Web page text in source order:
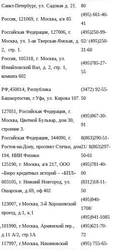
Санкт-Петербург, ул. Садовая д. 21.
80
Россия, 121069, г. Москва, а/я 85
(495) 661-46-
41
Российская Федерация, 127006, г.
Москва, ул. 1-ая Тверская-Ямская, д.
2, стр. 1.
(495)250-99-
02/ (495)250-
31-60
Россия, 105318, г. Москва, ул.
Измайловский Вал, д. 2, стр. 1,
комната 602
(495)785-27-
55
РФ,450014, Республика
Башкортостан, г.Уфа, ул. Кирова 107.
(3472) 92-55-
50
127051, Российская Федерация, г.
Москва, Цветной Бульвар, дом 30,
строение 3.
(495)967-30-
91
Российская Федерация, 344090, г.
Ростов-на-Дону, проспект Стачки, дом
194, НИИ Физики
8(863)290-51-
21/ 8(863)297-
50-61
125190, г. Москва, а/я 217, ООО
«Бюро кредитных историй – «БПЛ»
(495)781-40-
00
603105, г. Нижний Новгород, ул.
Ошарская, д.69, оф.402
(8312)18-11-
50
123007, г.Москва, 3-й Хорошевский
проезд, д.1, к.1
(495)940-
1708/
(495)941-1085
101990, г.Москва, Армянский пер.,
д.11 А/2, стр.1А
(495)621-70-
72
117997, г.Москва, Нахимовский
(495) 755-65-